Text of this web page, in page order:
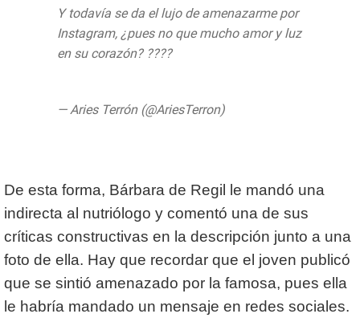
Y todavía se da el lujo de amenazarme por
Instagram, ¿pues no que mucho amor y luz
en su corazón? ????
— Aries Terrón (@AriesTerron)
De esta forma, Bárbara de Regil le mandó una
indirecta al nutriólogo y comentó una de sus
críticas constructivas en la descripción junto a una
foto de ella. Hay que recordar que el joven publicó
que se sintió amenazado por la famosa, pues ella
le habría mandado un mensaje en redes sociales.